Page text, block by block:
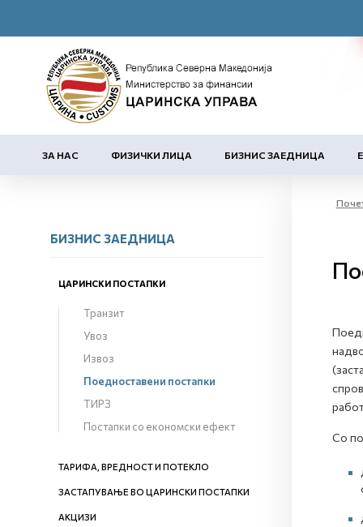
ЗА НАС ФИЗИЧКИ ЛИЦА БИЗНИС ЗАЕДНИЦА
БИЗНИС ЗАЕДНИЦА
ЦАРИНСКИ ПОСТАПКИ
Транзит
Увоз
Извоз
Поедноставени постапки
ТИРЗ
Постапки со економски ефект
ТАРИФА, ВРЕДНОСТ И ПОТЕКЛО
ЗАСТАПУВАЊЕ ВО ЦАРИНСКИ ПОСТАПКИ
АКЦИЗИ
Со